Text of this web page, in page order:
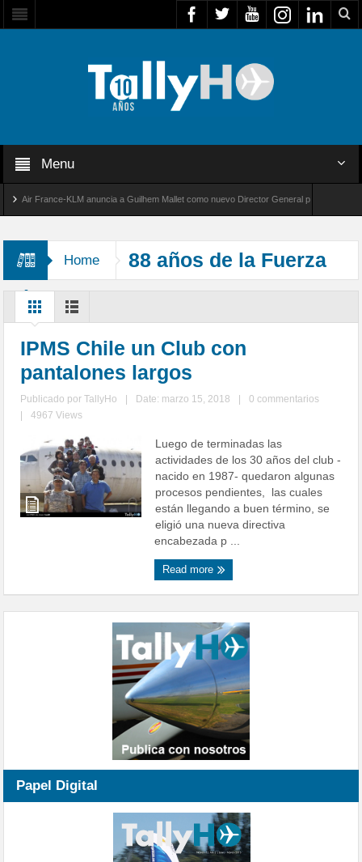
Menu
Air France-KLM anuncia a Guilhem Mallet como nuevo Director General para América Latina
Home
88 años de la Fuerza
Aérea de Chile
IPMS Chile un Club con
pantalones largos
Publicado porTallyHo Date: marzo 15, 2018
0 commentarios
4967 Views
Luego de terminadas las
actividades de los 30 años del club -
nacido en 1987- quedaron algunas
procesos pendientes, las cuales
están llegando a buen término, se
eligió una nueva directiva
encabezada p ...
Read more
Papel Digital